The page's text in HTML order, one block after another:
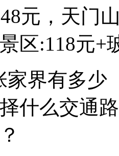
元，天门
区:118元+